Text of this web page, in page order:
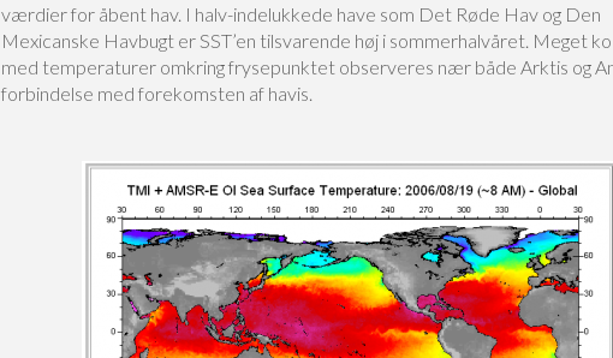
værdier for åbent hav. I halv-indelukkede have som Det Røde Hav og Den
Mexicanske Havbugt er SST’en tilsvarende høj i sommerhalvåret. Meget
med temperaturer omkring frysepunktet observeres nær både Arktis og
forbindelse med forekomsten af havis.